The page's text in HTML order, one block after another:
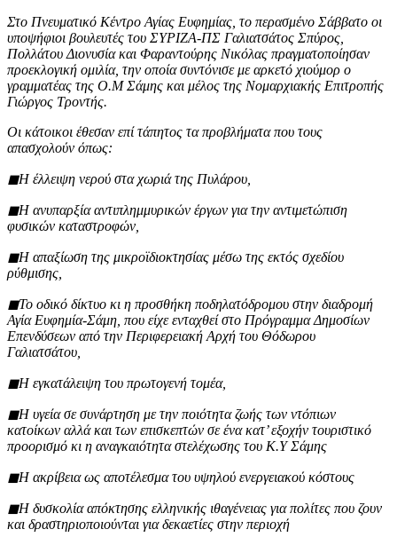
Στο Πνευματικό Κέντρο Αγίας Ευφημίας, το περασμένο Σάββατο οι
υποψήφιοι βουλευτές του ΣΥΡΙΖΑ-ΠΣ Γαλιατσάτος Σπύρος,
Πολλάτου Διονυσία και Φαραντούρης Νικόλας πραγματοποίησαν
προεκλογική ομιλία, την οποία συντόνισε με αρκετό χιούμορ ο
γραμματέας της Ο.Μ Σάμης και μέλος της Νομαρχιακής Επιτροπής
Γιώργος Τροντής.
Οι κάτοικοι έθεσαν επί τάπητος τα προβλήματα που τους
απασχολούν όπως:
◼︎Η έλλειψη νερού στα χωριά της Πυλάρου,
◼︎Η ανυπαρξία αντιπλημμυρικών έργων για την αντιμετώπιση
φυσικών καταστροφών,
◼︎Η απαξίωση της μικροϊδιοκτησίας μέσω της εκτός σχεδίου
ρύθμισης,
◼︎Το οδικό δίκτυο κι η προσθήκη ποδηλατόδρομου στην διαδρομή
Αγία Ευφημία-Σάμη, που είχε ενταχθεί στο Πρόγραμμα Δημοσίων
Επενδύσεων από την Περιφερειακή Αρχή του Θόδωρου
Γαλιατσάτου,
◼︎Η εγκατάλειψη του πρωτογενή τομέα,
◼︎Η υγεία σε συνάρτηση με την ποιότητα ζωής των ντόπιων
κατοίκων αλλά και των επισκεπτών σε ένα κατ’ εξοχήν τουριστικό
προορισμό κι η αναγκαιότητα στελέχωσης του Κ.Υ Σάμης
◼︎Η ακρίβεια ως αποτέλεσμα του υψηλού ενεργειακού κόστους
◼︎Η δυσκολία απόκτησης ελληνικής ιθαγένειας για πολίτες που ζουν
και δραστηριοποιούνται για δεκαετίες στην περιοχή